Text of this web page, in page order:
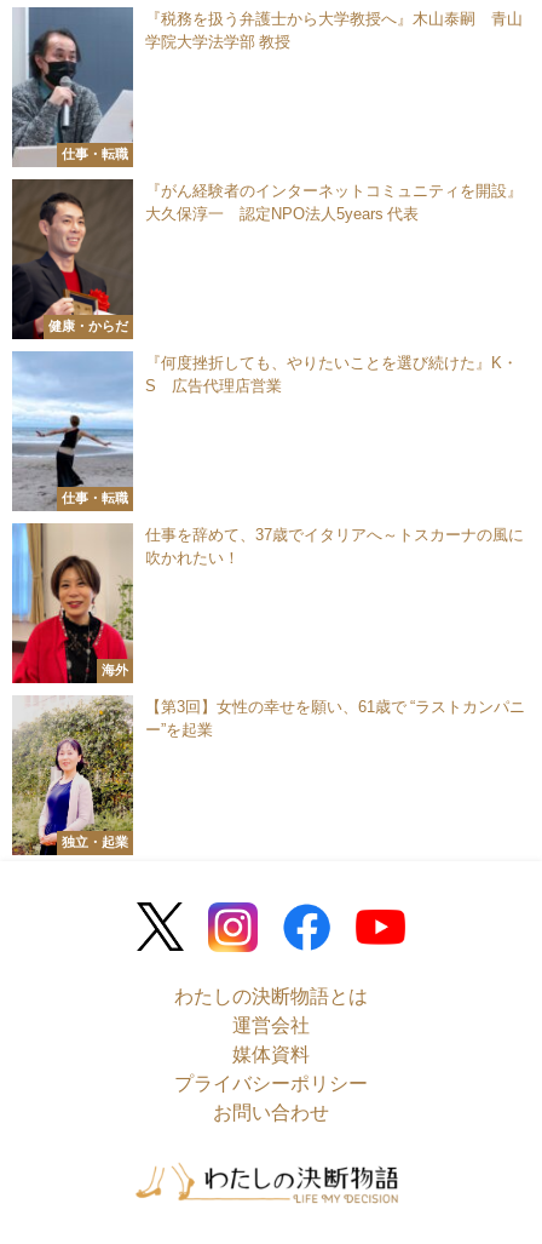
仕事・転職
『税務を扱う弁護士から大学教授へ』木山泰嗣 青山
学院大学法学部 教授
健康・からだ
『がん経験者のインターネットコミュニティを開設』
大久保淳一 認定NPO法人5years 代表
仕事・転職
『何度挫折しても、やりたいことを選び続けた』K・
S 広告代理店営業
海外
仕事を辞めて、37歳でイタリアへ～トスカーナの風に
吹かれたい！
独立・起業
【第3回】女性の幸せを願い、61歳で “ラストカンパニ
ー”を起業
わたしの決断物語とは
運営会社
媒体資料
プライバシーポリシー
お問い合わせ